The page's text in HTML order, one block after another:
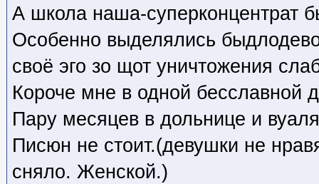
А школа наша-суперконцентрат
Особенно выделялись
своё эго зо щот уничтожения
Короче мне в одной бесславной
Пару месяцев в дольнице и
Писюн не стоит.(девушки не
сняло. Женской.)